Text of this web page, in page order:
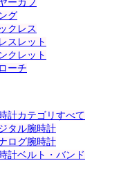
ーカフ
グ
クレス
スレット
クレット
ーチ
計カテゴリすべて
タル腕時計
ログ腕時計
計ベルト・バンド